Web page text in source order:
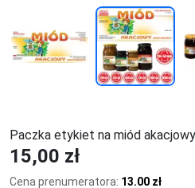
Paczka etykiet na miód
15,00 zł
Cena prenumeratora: 13.00 zł